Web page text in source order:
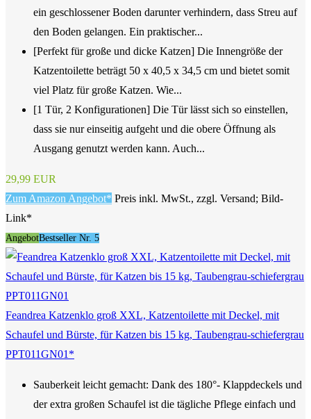
ein geschlossener Boden darunter verhindern, dass Streu auf
den Boden gelangen. Ein praktischer...
[Perfekt für große und dicke Katzen] Die Innengröße der
Katzentoilette beträgt 50 x 40,5 x 34,5 cm und bietet somit
viel Platz für große Katzen. Wie...
[1 Tür, 2 Konfigurationen] Die Tür lässt sich so einstellen,
dass sie nur einseitig aufgeht und die obere Öffnung als
Ausgang genutzt werden kann. Auch...
29,99 EUR
Zum Amazon Angebot* Preis inkl. MwSt., zzgl. Versand; Bild-
Link*
AngebotBestseller Nr. 5
Feandrea Katzenklo groß XXL, Katzentoilette mit Deckel, mit
Schaufel und Bürste, für Katzen bis 15 kg, Taubengrau-schiefergrau
PPT011GN01*
Sauberkeit leicht gemacht: Dank des 180°- Klappdeckels und
der extra großen Schaufel ist die tägliche Pflege einfach und